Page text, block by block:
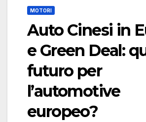
MOTORI
Auto Cinesi in
e Green Deal:
futuro per
l’automotive
europeo?